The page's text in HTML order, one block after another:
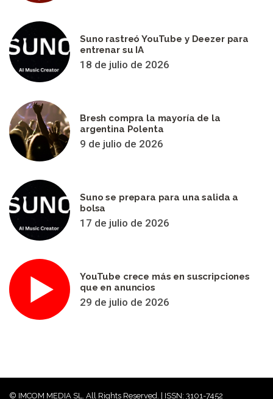
Suno rastreó YouTube y Deezer para
entrenar su IA
18 de julio de 2026
Bresh compra la mayoría de la
argentina Polenta
9 de julio de 2026
Suno se prepara para una salida a
bolsa
17 de julio de 2026
YouTube crece más en suscripciones
que en anuncios
29 de julio de 2026
© IMCOM MEDIA SL. All Rights Reserved. | ISSN: 3101-7452